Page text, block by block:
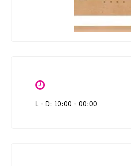
L - D: 10:00 - 00:00